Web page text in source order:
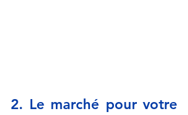
2. Le marché pour votre